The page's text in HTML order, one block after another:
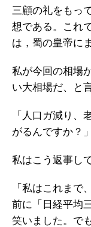
三顧の礼をもっ
想である。これ
は，蜀の皇帝に
私が今回の相場
い大相場だ、と
「人口ガ減り、
がるんですか？」
私はこう返事し
「私はこれまで
前に「日経平均
笑いました。で